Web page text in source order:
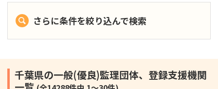
さらに条件を絞り込んで検索
千葉県の一般(優良)監理団体、登録支援機関